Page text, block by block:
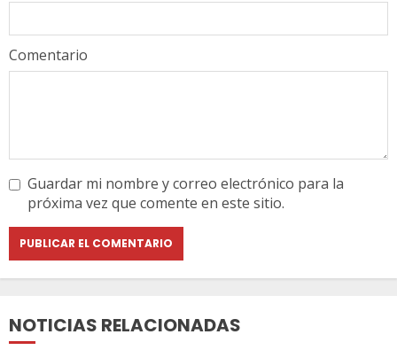
Comentario
Guardar mi nombre y correo electrónico para la
próxima vez que comente en este sitio.
NOTICIAS RELACIONADAS